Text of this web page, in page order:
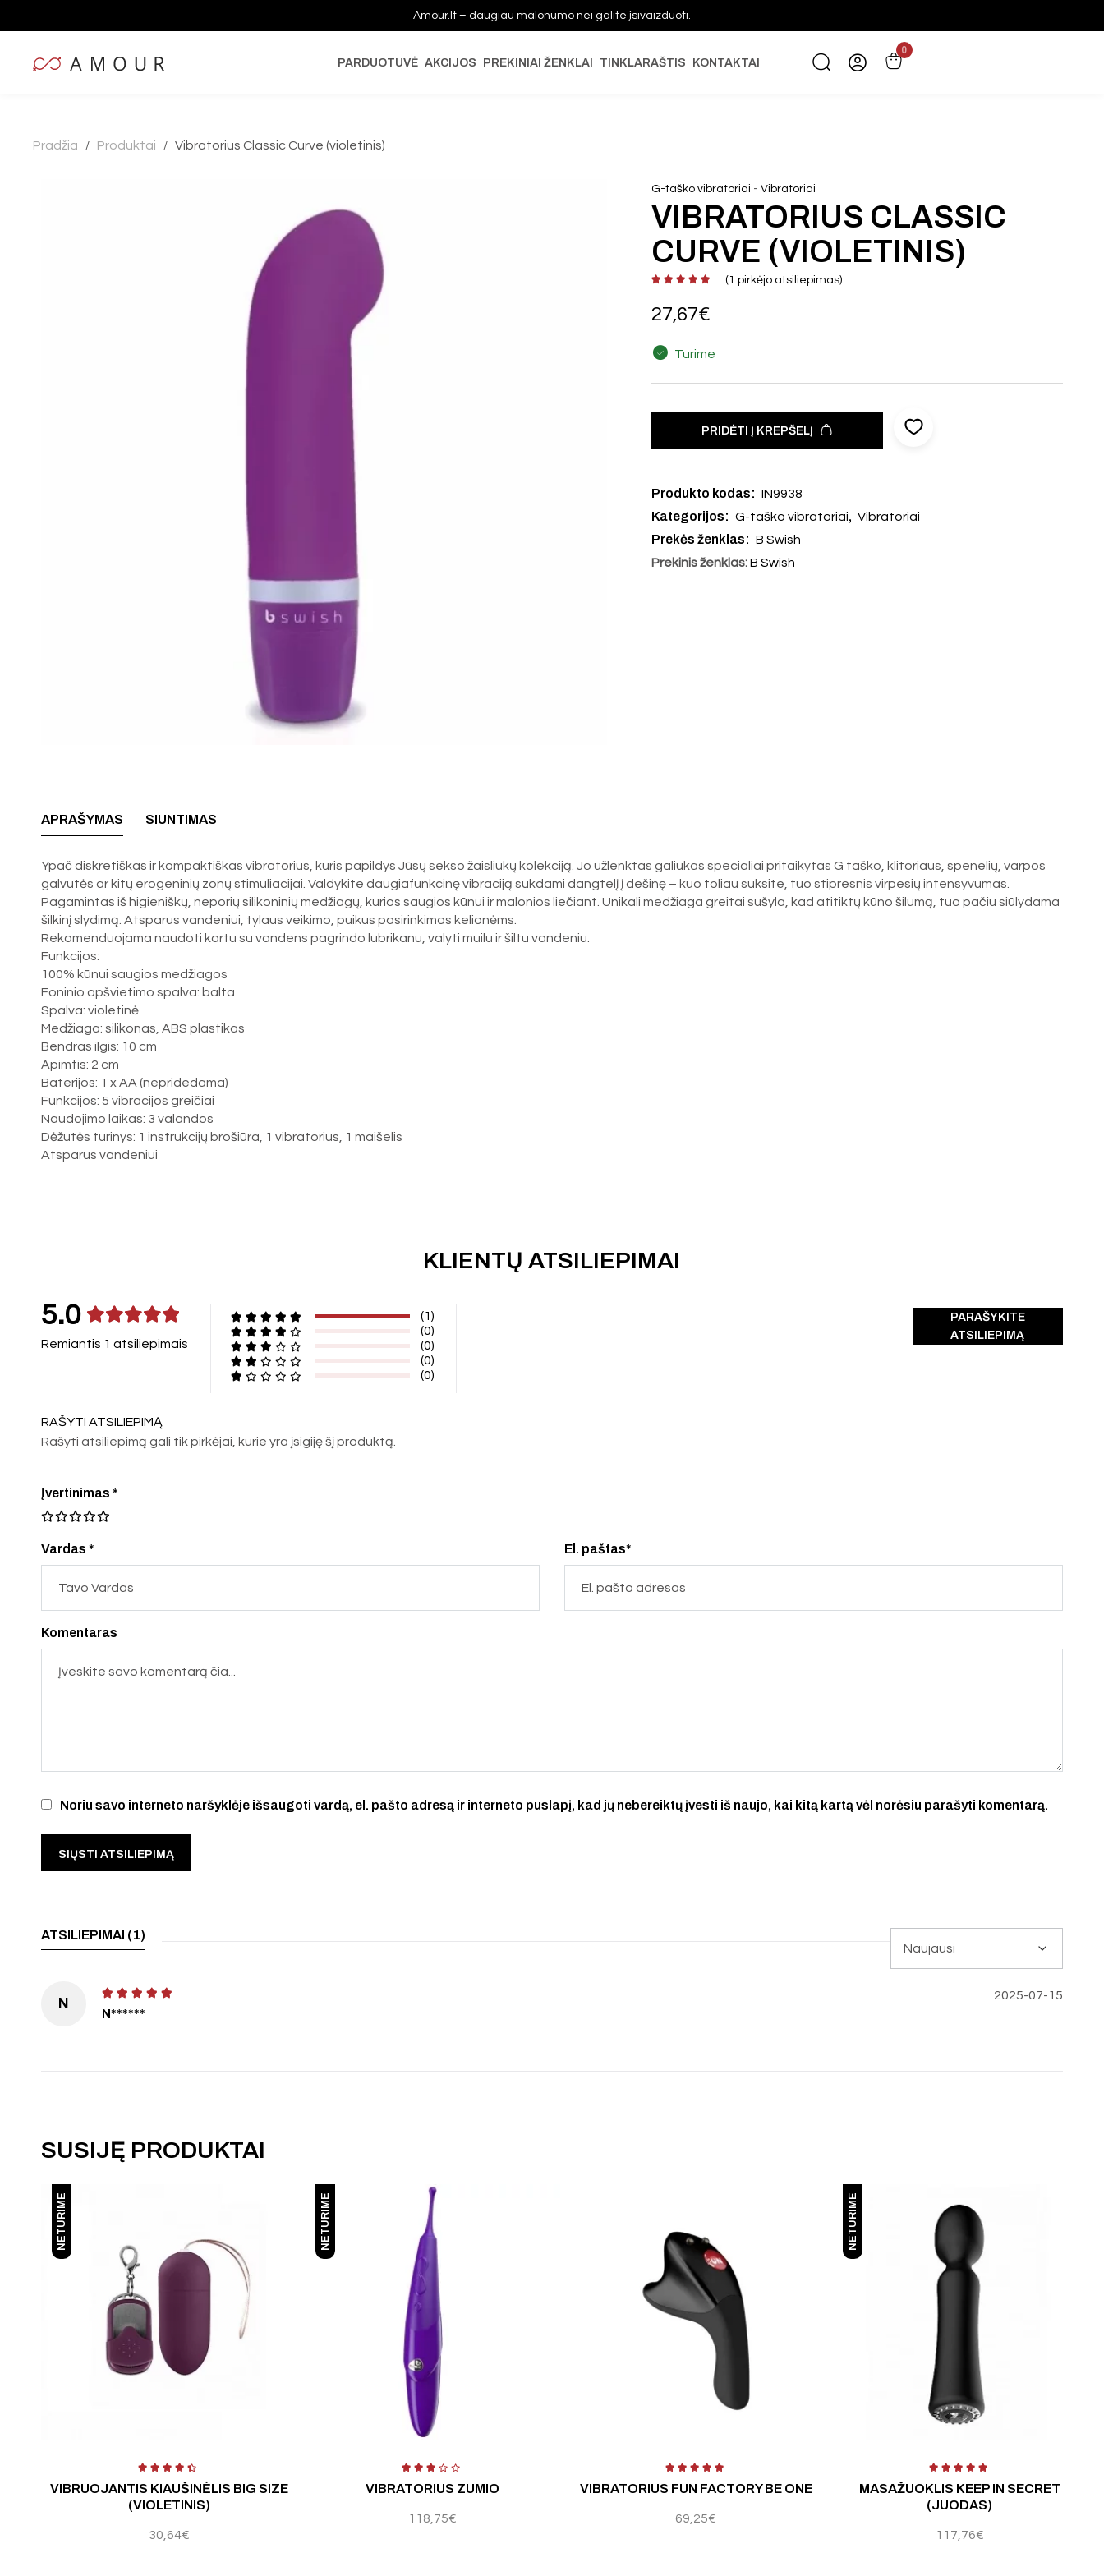
Amour.lt – daugiau malonumo nei galite įsivaizduoti.
PARDUOTUVĖ AKCIJOS PREKINIAI ŽENKLAI TINKLARAŠTIS KONTAKTAI
0
Pradžia / Produktai / Vibratorius Classic Curve (violetinis)
G-taško vibratoriai -Vibratoriai
VIBRATORIUS CLASSIC
CURVE (VIOLETINIS)
( 1 pirkėjo atsiliepimas)
27,67€
Turime
PRIDĖTI Į KREPŠELĮ
Produkto kodas: IN9938
Kategorijos: G-taško vibratoriai, Vibratoriai
Prekės ženklas: B Swish
Prekinis ženklas:B Swish
APRAŠYMAS SIUNTIMAS
Ypač diskretiškas ir kompaktiškas vibratorius, kuris papildys Jūsų sekso žaisliukų kolekciją. Jo užlenktas galiukas specialiai pritaikytas G taško, klitoriaus, spenelių, varpos
galvutės ar kitų erogeninių zonų stimuliacijai. Valdykite daugiafunkcinę vibraciją sukdami dangtelį į dešinę – kuo toliau suksite, tuo stipresnis virpesių intensyvumas.
Pagamintas iš higieniškų, neporių silikoninių medžiagų, kurios saugios kūnui ir malonios liečiant. Unikali medžiaga greitai sušyla, kad atitiktų kūno šilumą, tuo pačiu siūlydama
šilkinį slydimą. Atsparus vandeniui, tylaus veikimo, puikus pasirinkimas kelionėms.
Rekomenduojama naudoti kartu su vandens pagrindo lubrikanu, valyti muilu ir šiltu vandeniu.
Funkcijos:
100% kūnui saugios medžiagos
Foninio apšvietimo spalva: balta
Spalva: violetinė
Medžiaga: silikonas, ABS plastikas
Bendras ilgis: 10 cm
Apimtis: 2 cm
Baterijos: 1 x AA (nepridedama)
Funkcijos: 5 vibracijos greičiai
Naudojimo laikas: 3 valandos
Dėžutės turinys: 1 instrukcijų brošiūra, 1 vibratorius, 1 maišelis
Atsparus vandeniui
KLIENTŲ ATSILIEPIMAI
5.0
Remiantis 1 atsiliepimais
(1)
(0)
(0)
(0)
(0)
PARAŠYKITE
ATSILIEPIMĄ
RAŠYTI ATSILIEPIMĄ
Rašyti atsiliepimą gali tik pirkėjai, kurie yra įsigiję šį produktą.
Vardas * El. paštas*
Noriu savo interneto naršyklėje išsaugoti vardą, el. pašto adresą ir interneto puslapį, kad jų nebereiktų įvesti iš naujo, kai kitą kartą vėl norėsiu parašyti komentarą.
Įvertinimas*
Komentaras
ATSILIEPIMAI (1)
N
N******
2025-07-15
SUSIJĘ PRODUKTAI
NETURIME
VIBRUOJANTIS KIAUŠINĖLIS BIG SIZE
(VIOLETINIS)
30,64€
NETURIME
VIBRATORIUS ZUMIO
118,75€
VIBRATORIUS FUN FACTORY BE ONE
69,25€
NETURIME
MASAŽUOKLIS KEEP IN SECRET
(JUODAS)
117,76€
Įvertinimas: Įvertinimas: Įvertinimas: Įvertinimas: